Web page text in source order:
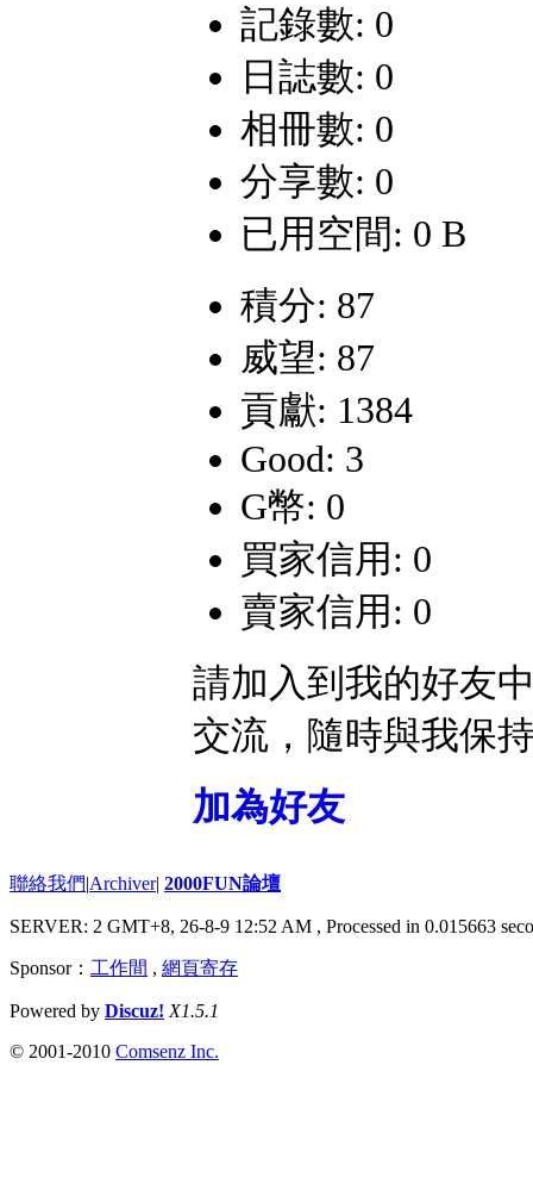
記錄數: 0
日誌數: 0
相冊數: 0
分享數: 0
已用空間: 0 B
積分: 87
威望: 87
貢獻: 1384
Good: 3
G幣: 0
買家信用: 0
賣家信用: 0
請加入到我的好友
交流，隨時與我保
加為好友
聯絡我們|Archiver| 2000FUN論壇
SERVER: 2 GMT+8, 26-8-9 12:52 AM , Processed in 0.015663
Sponsor： 工作間 , 網頁寄存
Powered by Discuz! X1.5.1
© 2001-2010 Comsenz Inc.